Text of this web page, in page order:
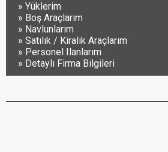
Yüklerim
Boş Araçlarım
Navlunlarım
Satılık / Kiralık Araçlarım
Personel Ilanlarım
Detaylı Firma Bilgileri